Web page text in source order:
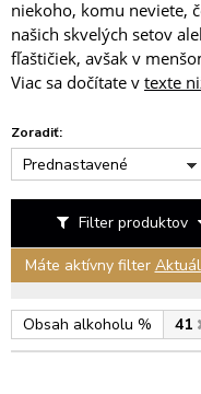
niekoho, komu neviete,
našich skvelých setov
fľaštičiek, avšak v
Viac sa dočítate v texte
Filter produktov
Zoradiť:
Prednastavené
Máte aktívny filter
Obsah alkoholu % 41